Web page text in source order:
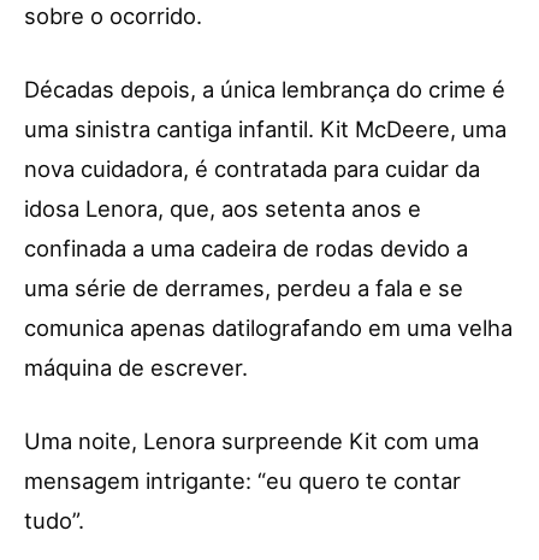
sobre o ocorrido.
Décadas depois, a única lembrança do crime é
uma sinistra cantiga infantil. Kit McDeere, uma
nova cuidadora, é contratada para cuidar da
idosa Lenora, que, aos setenta anos e
confinada a uma cadeira de rodas devido a
uma série de derrames, perdeu a fala e se
comunica apenas datilografando em uma velha
máquina de escrever.
Uma noite, Lenora surpreende Kit com uma
mensagem intrigante: “eu quero te contar
tudo”.